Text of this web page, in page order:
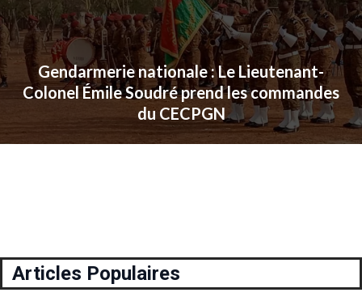
Gendarmerie nationale : Le Lieutenant-
Colonel Émile Soudré prend les commandes
du CECPGN
Articles Populaires